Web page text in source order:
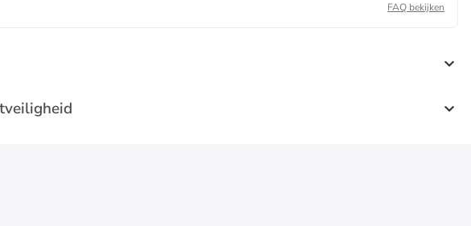
FAQ bekijken